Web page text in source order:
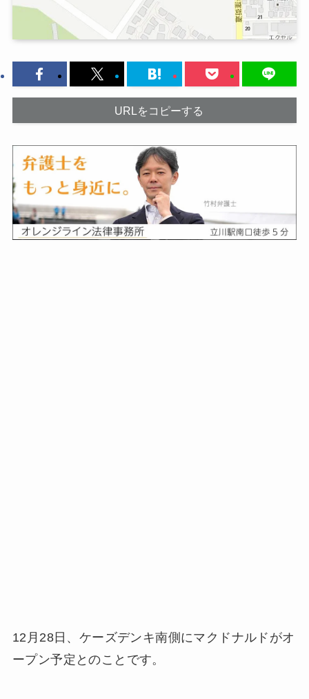
URLをコピーする
12月28日、ケーズデンキ南側にマクドナルドがオ
ープン予定とのことです。